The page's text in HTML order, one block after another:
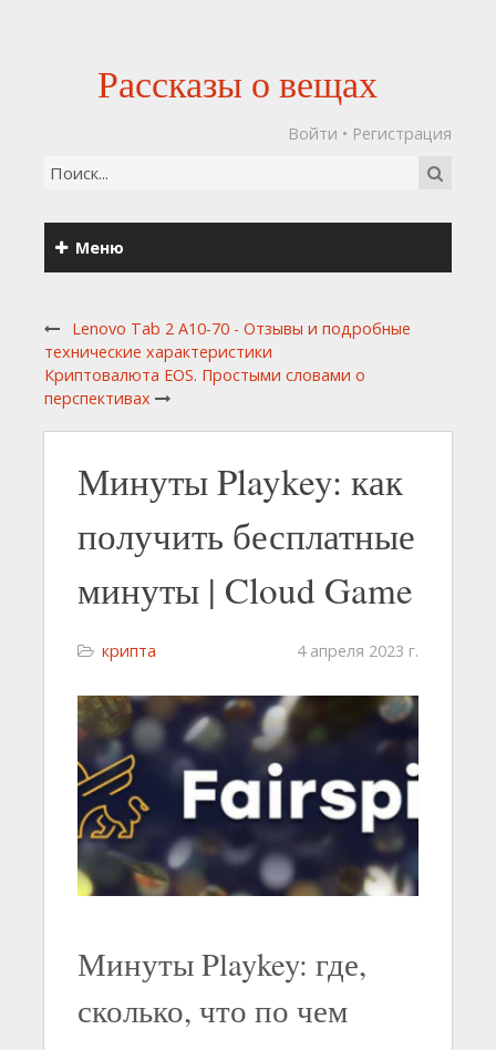
Рассказы о вещах
Войти • Регистрация
Меню
Lenovo Tab 2 A10-70 - Отзывы и подробные
технические характеристики
Криптовалюта EOS. Простыми словами о
перспективах
Минуты Playkey: как
получить бесплатные
минуты | Cloud Game
крипта 4 апреля 2023 г.
Минуты Playkey: где,
сколько, что по чем